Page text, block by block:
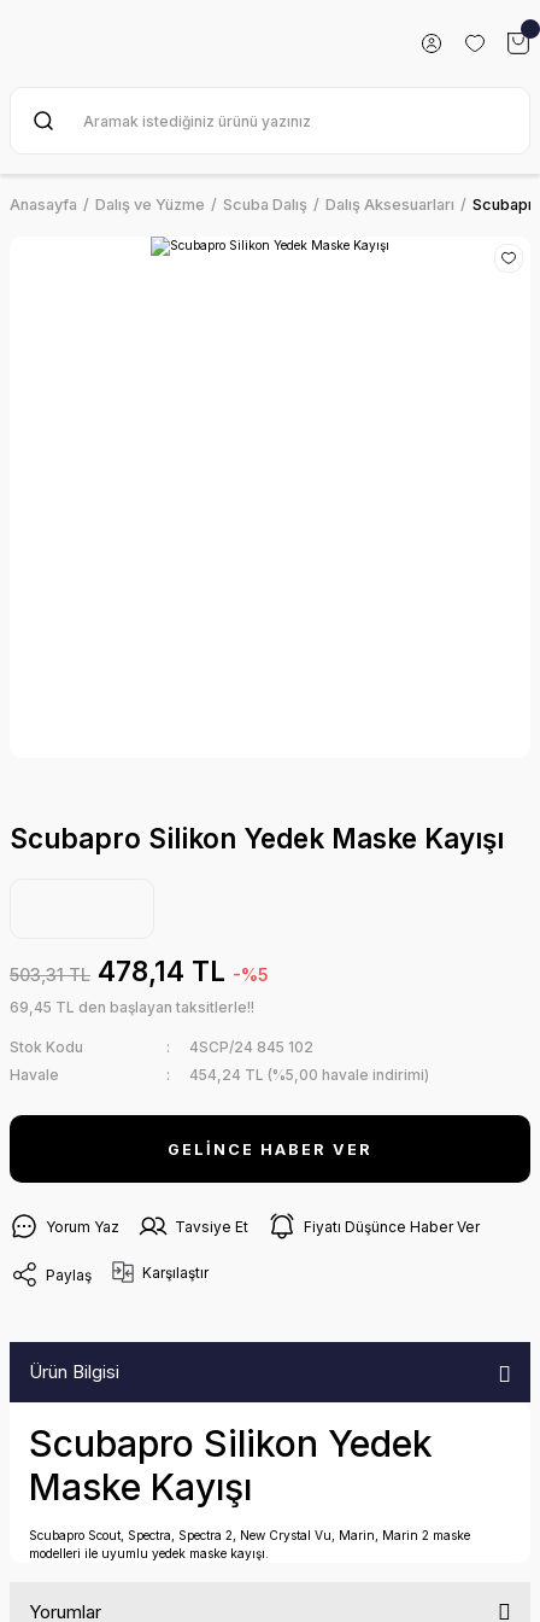
Anasayfa Dalış ve Yüzme Scuba Dalış Dalış Aksesuarları
Scubapro Silikon Yedek Maske Kayışı
503,31 TL 478,14 TL -%5
69,45 TL den başlayan taksitlerle!!
Stok Kodu
4SCP/24 845 102
Havale
454,24 TL (%5,00 havale indirimi)
GELİNCE HABER VER
Yorum Yaz Tavsiye Et Fiyatı Düşünce Haber Ver
Paylaş Karşılaştır
Ürün Bilgisi
Scubapro Silikon Yedek
Maske Kayışı
Scubapro Scout, Spectra, Spectra 2, New Crystal Vu, Marin, Marin 2 maske
modelleri ile uyumlu yedek maske kayışı.
Yorumlar